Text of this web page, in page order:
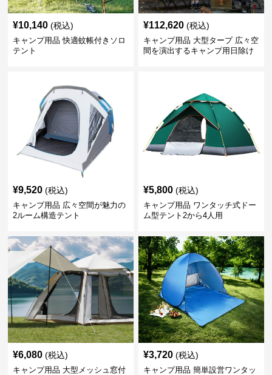
¥10,140 (税込)
キャンプ用品 快適蚊帳付きソロ
テント
¥112,620 (税込)
キャンプ用品 大型タープ 広々空
間を演出するキャンプ用日除け
¥9,520 (税込)
キャンプ用品 広々空間が魅力の
2ルーム構造テント
¥5,800 (税込)
キャンプ用品 ワンタッチ式ドー
ム型テント2から4人用
¥6,080 (税込)
キャンプ用品 大型メッシュ窓付
¥3,720 (税込)
キャンプ用品 簡単設営ワンタッ